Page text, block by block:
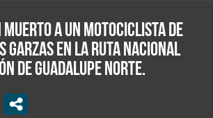
a un motociclista de
Garzas en la ruta Nacional
de Guadalupe Norte.